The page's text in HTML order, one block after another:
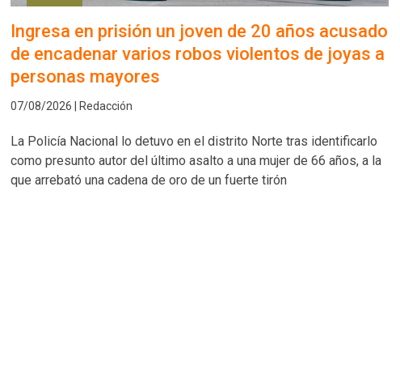
Ingresa en prisión un joven de 20 años acusado
de encadenar varios robos violentos de joyas a
personas mayores
07/08/2026 | Redacción
La Policía Nacional lo detuvo en el distrito Norte tras identificarlo
como presunto autor del último asalto a una mujer de 66 años, a la
que arrebató una cadena de oro de un fuerte tirón